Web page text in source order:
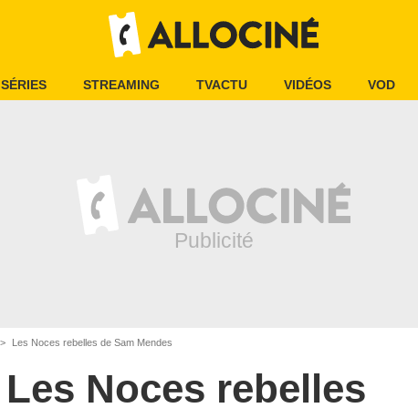
SÉRIES STREAMING TVACTU VIDÉOS VOD
Les Noces rebelles de Sam Mendes
Les Noces rebelles